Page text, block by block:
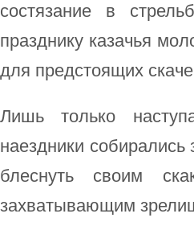
состязание в
празднику казачья
для предстоящих
Лишь только
наездники
блеснуть своим
захватывающим